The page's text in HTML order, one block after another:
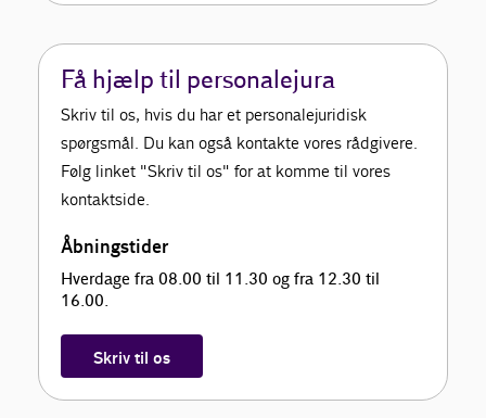
Få hjælp til personalejura
Skriv til os, hvis du har et personalejuridisk
spørgsmål. Du kan også kontakte vores rådgivere.
Følg linket "Skriv til os" for at komme til vores
kontaktside.
Åbningstider
Hverdage fra 08.00 til 11.30 og fra 12.30 til
16.00.
Skriv til os